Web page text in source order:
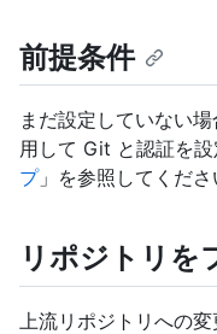
前提条件
まだ設定していない
用して Git と認証を
プ」を参照してくださ
リポジトリを
上流リポジトリへの